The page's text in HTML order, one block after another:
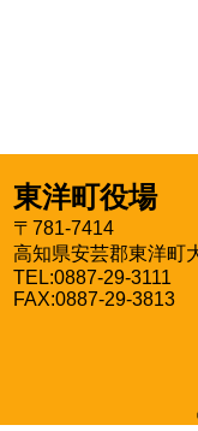
東洋町役場
〒781-7414
高知県安芸郡東洋町
TEL:0887-29-3111
FAX:0887-29-3813